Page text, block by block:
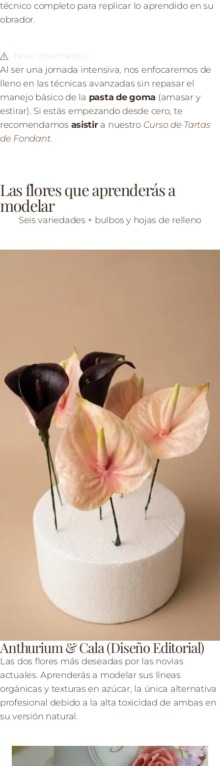
técnico completo para replicar lo aprendido en su
obrador.
Nivel intermedio:
Al ser una jornada intensiva, nos enfocaremos de
lleno en las técnicas avanzadas sin repasar el
manejo básico de la pasta de goma (amasar y
estirar). Si estás empezando desde cero, te
recomendamos asistira nuestro Curso de Tartas
de Fondant.
Las flores que aprenderás a
modelar
Seis variedades + bulbos y hojas de relleno
Anthurium & Cala (Diseño Editorial)
Las dos flores más deseadas por las novias
actuales. Aprenderás a modelar sus líneas
orgánicas y texturas en azúcar, la única alternativa
profesional debido a la alta toxicidad de ambas en
su versión natural.